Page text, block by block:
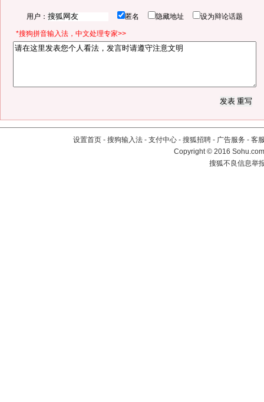
用户： 匿名 隐藏地址 设为辩论话题
*搜狗拼音输入法，中文处理专家>>
设置首页 - 搜狗输入法 - 支付中心 - 搜狐招聘 - 广告服务 - 客
Copyright©2016
搜狐不良信息举